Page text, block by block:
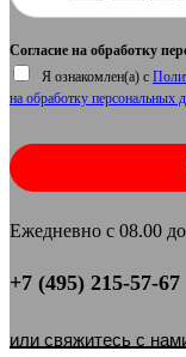
Согласие на обработку
Я ознакомлен(а) с
на обработку персональных
Ежедневно с 08.00
+7 (495) 215-57-67
или свяжитесь с